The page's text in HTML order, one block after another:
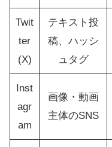
Twit
ter
(X)
テキスト投
稿、ハッシ
ュタグ
Inst
agr
am
画像・動画
主体のSNS